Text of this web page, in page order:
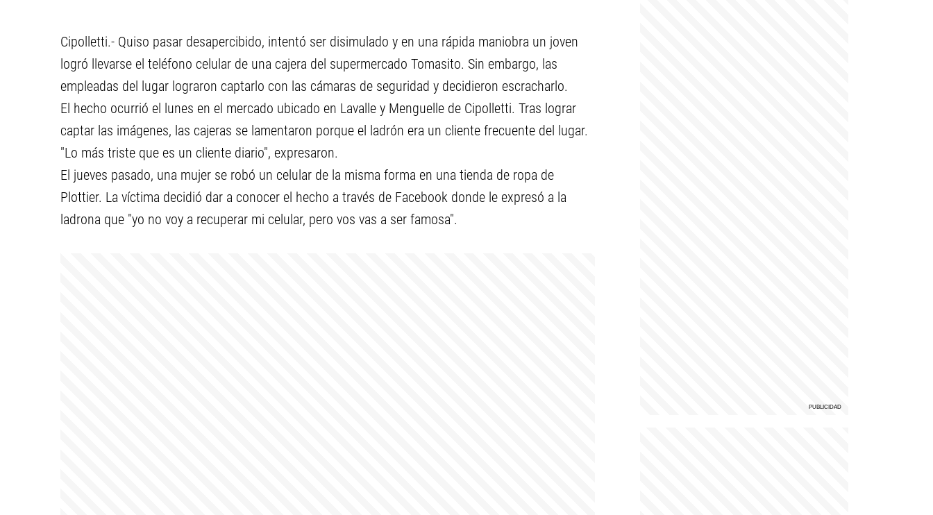
Cipolletti.- Quiso pasar desapercibido, intentó ser disimulado y en una rápida maniobra un joven
logró llevarse el teléfono celular de una cajera del supermercado Tomasito. Sin embargo, las
empleadas del lugar lograron captarlo con las cámaras de seguridad y decidieron escracharlo.
El hecho ocurrió el lunes en el mercado ubicado en Lavalle y Menguelle de Cipolletti. Tras lograr
captar las imágenes, las cajeras se lamentaron porque el ladrón era un cliente frecuente del lugar.
"Lo más triste que es un cliente diario", expresaron.
El jueves pasado, una mujer se robó un celular de la misma forma en una tienda de ropa de
Plottier. La víctima decidió dar a conocer el hecho a través de Facebook donde le expresó a la
ladrona que "yo no voy a recuperar mi celular, pero vos vas a ser famosa".